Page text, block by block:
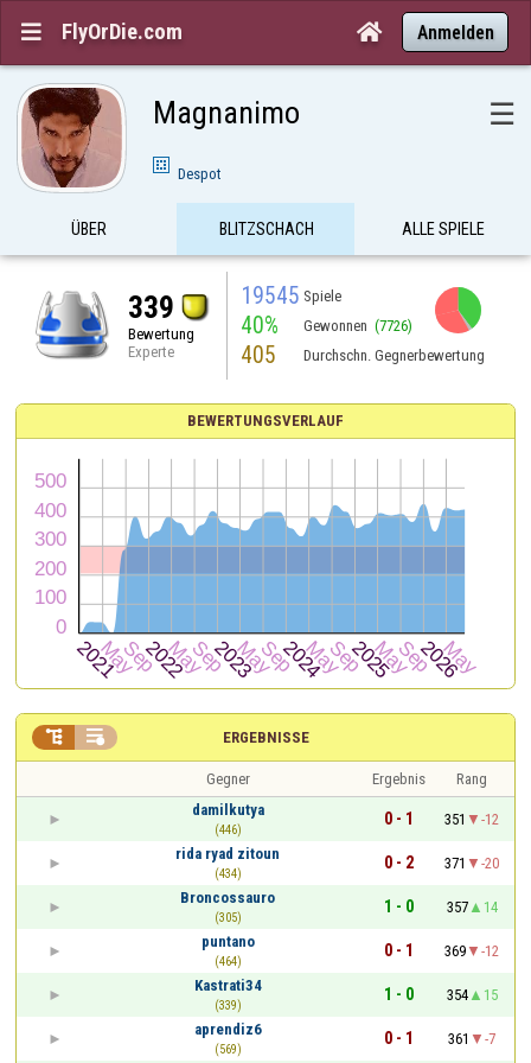
 FlyOrDie.com  Anmelden
Magnanimo ☰
Despot
ÜBER BLITZSCHACH ALLE SPIELE
339
Bewertung
Experte
19545 Spiele
40% Gewonnen (7726)
405 Durchschn. Gegnerbewertung
BEWERTUNGSVERLAUF
ERGEBNISSE
 
Gegner Ergebnis
Rang
damilkutya
(446)
0 - 1 351
-12
rida ryad zitoun
(434)
0 - 2 371
-20
Broncossauro
(305)
1 - 0 357
14
puntano
(464)
0 - 1 369
-12
Kastrati34
(339)
1 - 0 354
15
aprendiz6
(569)
0 - 1 361 -7